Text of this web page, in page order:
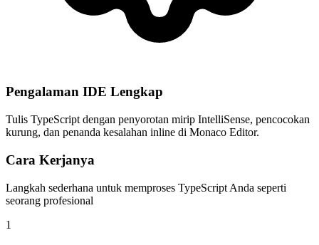
Pengalaman IDE Lengkap
Tulis TypeScript dengan penyorotan mirip IntelliSense, pencocokan
kurung, dan penanda kesalahan inline di Monaco Editor.
Cara Kerjanya
Langkah sederhana untuk memproses TypeScript Anda seperti
seorang profesional
1